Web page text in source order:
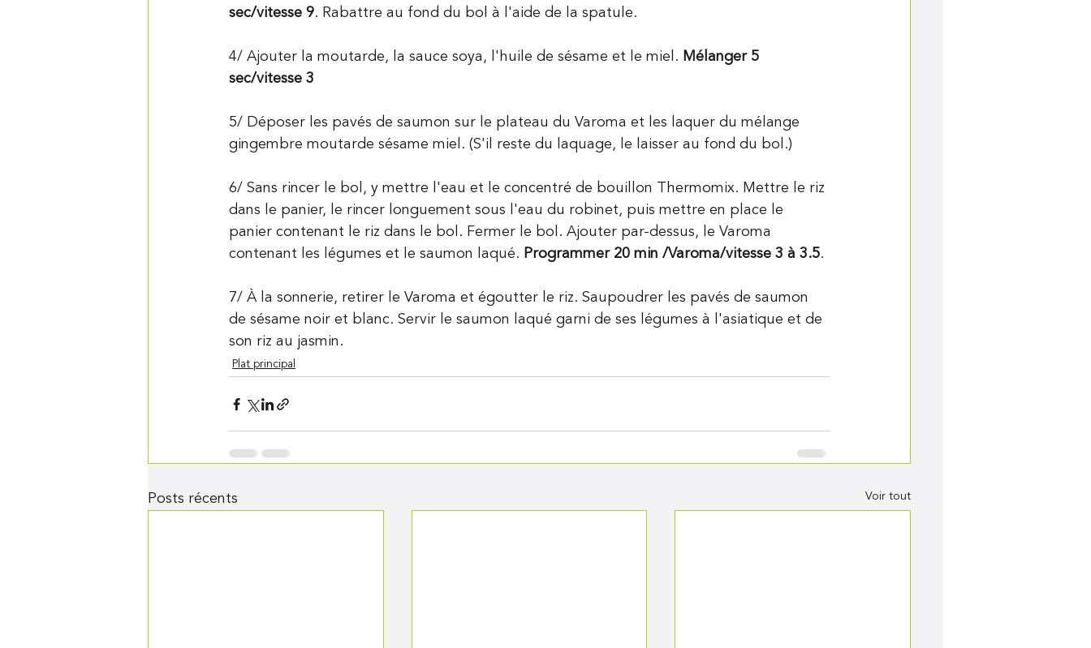
sec/vitesse 9. Rabattre au fond du bol à l'aide de la spatule.
4/ Ajouter la moutarde, la sauce soya, l'huile de sésame et le miel. Mélanger 5
sec/vitesse 3
5/ Déposer les pavés de saumon sur le plateau du Varoma et les laquer du mélange
gingembre moutarde sésame miel. (S'il reste du laquage, le laisser au fond du bol.)
6/ Sans rincer le bol, y mettre l'eau et le concentré de bouillon Thermomix. Mettre le riz
dans le panier, le rincer longuement sous l'eau du robinet, puis mettre en place le
panier contenant le riz dans le bol. Fermer le bol. Ajouter par-dessus, le Varoma
contenant les légumes et le saumon laqué. Programmer 20 min /Varoma/vitesse 3 à 3.5.
7/ À la sonnerie, retirer le Varoma et égoutter le riz. Saupoudrer les pavés de saumon
de sésame noir et blanc. Servir le saumon laqué garni de ses légumes à l'asiatique et de
son riz au jasmin.
Plat principal
Posts récents Voir tout